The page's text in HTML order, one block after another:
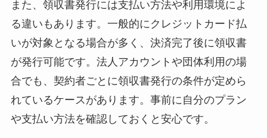
また、領収書発行には支払い方法や利用環境によ
る違いもあります。一般的にクレジットカード払
いが対象となる場合が多く、決済完了後に領収書
が発行可能です。法人アカウントや団体利用の場
合でも、契約者ごとに領収書発行の条件が定めら
れているケースがあります。事前に自分のプラン
や支払い方法を確認しておくと安心です。